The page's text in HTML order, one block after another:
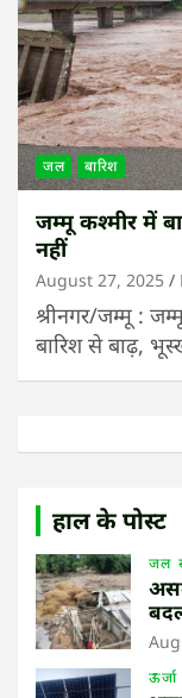
जल बारिश
जम्मू कश्मीर में
नहीं
August 27, 2025
श्रीनगर/जम्मू :
बारिश से बाढ़,
हाल के पोस्ट
जल
ऊर्जा